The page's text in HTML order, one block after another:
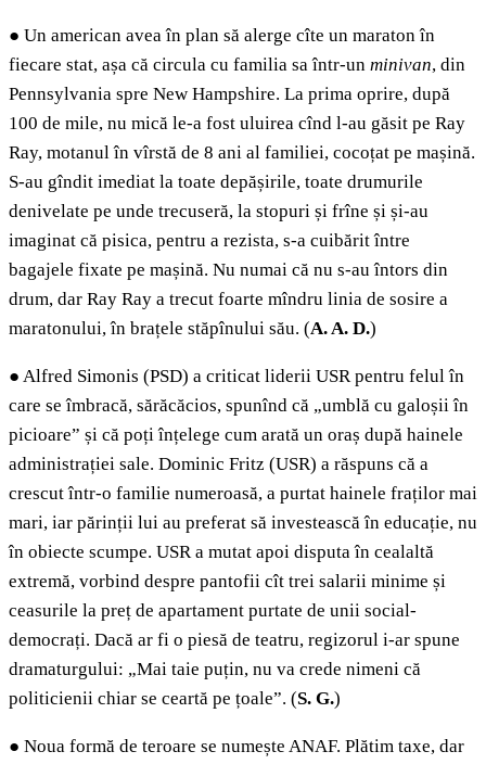
● Un american avea în plan să alerge cîte un maraton în
fiecare stat, așa că circula cu familia sa într-un minivan, din
Pennsylvania spre New Hampshire. La prima oprire, după
100 de mile, nu mică le-a fost uluirea cînd l-au găsit pe Ray
Ray, motanul în vîrstă de 8 ani al familiei, cocoțat pe mașină.
S-au gîndit imediat la toate depășirile, toate drumurile
denivelate pe unde trecuseră, la stopuri și frîne și și-au
imaginat că pisica, pentru a rezista, s-a cuibărit între
bagajele fixate pe mașină. Nu numai că nu s-au întors din
drum, dar Ray Ray a trecut foarte mîndru linia de sosire a
maratonului, în brațele stăpînului său. (A. A. D.)
● Alfred Simonis (PSD) a criticat liderii USR pentru felul în
care se îmbracă, sărăcăcios, spunînd că „umblă cu galoșii în
picioare” și că poți înțelege cum arată un oraș după hainele
administrației sale. Dominic Fritz (USR) a răspuns că a
crescut într-o familie numeroasă, a purtat hainele fraților mai
mari, iar părinții lui au preferat să investească în educație, nu
în obiecte scumpe. USR a mutat apoi disputa în cealaltă
extremă, vorbind despre pantofii cît trei salarii minime și
ceasurile la preț de apartament purtate de unii social-
democrați. Dacă ar fi o piesă de teatru, regizorul i-ar spune
dramaturgului: „Mai taie puțin, nu va crede nimeni că
politicienii chiar se ceartă pe țoale”. (S. G.)
● Noua formă de teroare se numește ANAF. Plătim taxe, dar